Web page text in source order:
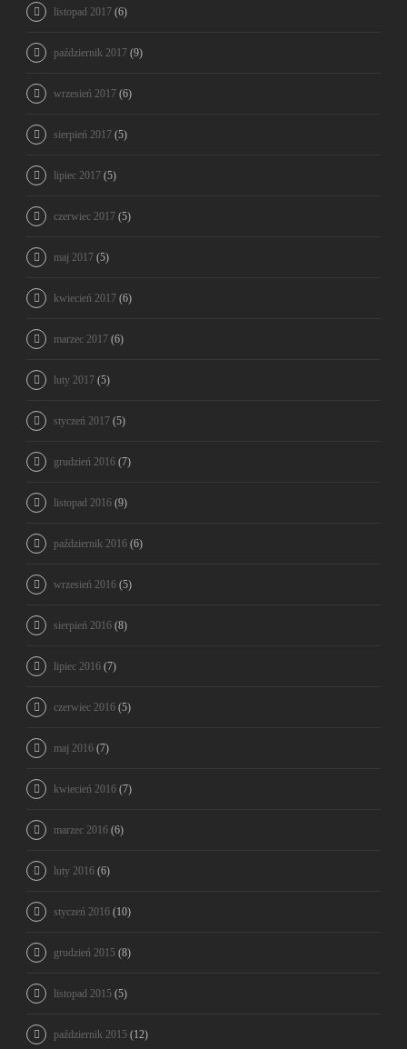
listopad 2017 (6)
październik 2017 (9)
wrzesień 2017 (6)
sierpień 2017 (5)
lipiec 2017 (5)
czerwiec 2017 (5)
maj 2017 (5)
kwiecień 2017 (6)
marzec 2017 (6)
luty 2017 (5)
styczeń 2017 (5)
grudzień 2016 (7)
listopad 2016 (9)
październik 2016 (6)
wrzesień 2016 (5)
sierpień 2016 (8)
lipiec 2016 (7)
czerwiec 2016 (5)
maj 2016 (7)
kwiecień 2016 (7)
marzec 2016 (6)
luty 2016 (6)
styczeń 2016 (10)
grudzień 2015 (8)
listopad 2015 (5)
październik 2015 (12)